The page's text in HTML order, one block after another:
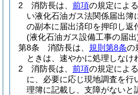
2
消防長は、 前項の規定によ
い液化石油ガス法関係届出
の副本に届出済印を押印し返
(液化石油ガス設備工事の届出
第8条
消防長は、 規則第8条の
ときは、速やかに処理しなけ
2
消防長は、 前項の規定によ
に、必要に応じ現地調査を行
理簿に記載し、支障がないと